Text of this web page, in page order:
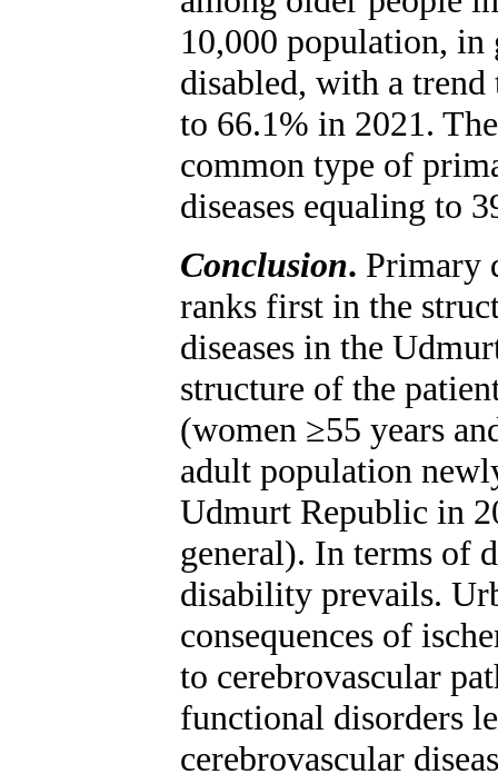
10,000 population, in
disabled, with a
to 66.1% in 2021.
common type of
diseases equaling to
Conclusion. Primary
ranks first in the
diseases in the
structure of the
(women ≥55 years
adult population
Udmurt Republic in
general). In terms of
disability prevails.
consequences of
to cerebrovascular
functional disorders
cerebrovascular